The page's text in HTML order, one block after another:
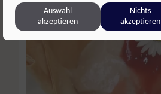
Auswahl
akzeptieren
Nichts
akzeptieren